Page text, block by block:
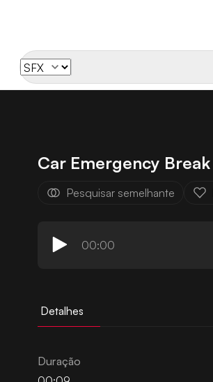
Car Emergency Break
Pesquisar semelhante
00:00
Detalhes
Duração